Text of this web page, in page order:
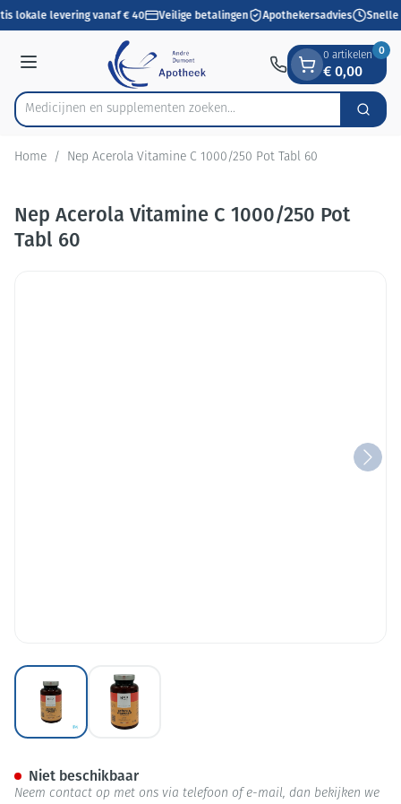
Ga naar de inhoud
1 van 1
lokale levering vanaf € 40 Veilige betalingen Apothekersadvies Snelle
Menu
Product, merk, categorie...
Medicijnen en supplementen zoeken... Zoek
0 artikelen
€ 0,00
0
Home / Nep Acerola Vitamine C 1000/250 Pot Tabl 60
Nep Acerola Vitamine C 1000/250 Pot
Tabl 60
View larger imageView larger image
Niet beschikbaar
Neem contact op met ons via telefoon of e-mail, dan bekijken we